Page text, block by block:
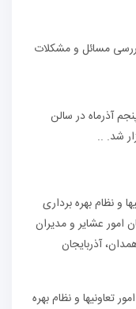
مسائل و مشکلات
های منطقه 3 کشور پنجم آذرماه در سالن
شد. ..
و نظام بهره برداری
امور عشایر و مديران
آذربایجان
تعاونیها و نظام بهره